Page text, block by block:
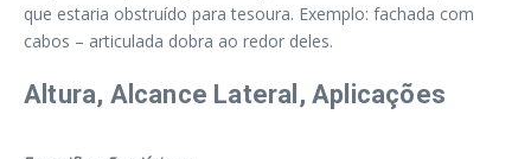
que estaria obstruído para tesoura. Exemplo: fachada com
cabos – articulada dobra ao redor deles.
Altura, Alcance Lateral, Aplicações